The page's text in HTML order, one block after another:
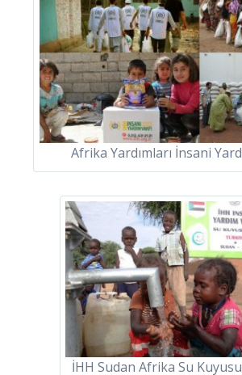
Afrika Yardımları İnsani
İHH Sudan Afrika Su Kuyusu